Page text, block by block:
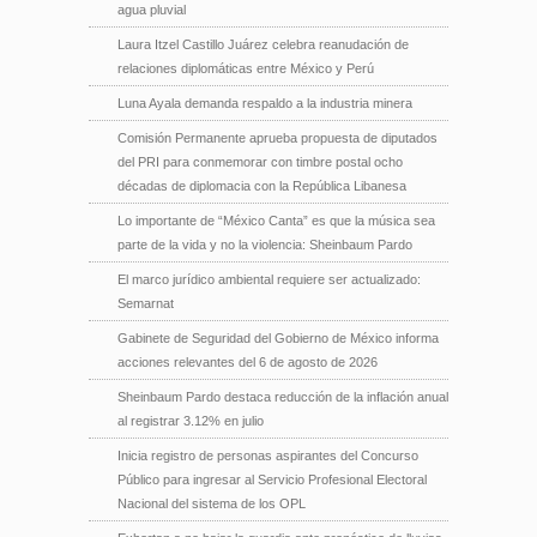
agua pluvial
Laura Itzel Castillo Juárez celebra reanudación de
relaciones diplomáticas entre México y Perú
Luna Ayala demanda respaldo a la industria minera
Comisión Permanente aprueba propuesta de diputados
del PRI para conmemorar con timbre postal ocho
décadas de diplomacia con la República Libanesa
Lo importante de “México Canta” es que la música sea
parte de la vida y no la violencia: Sheinbaum Pardo
El marco jurídico ambiental requiere ser actualizado:
Semarnat
Gabinete de Seguridad del Gobierno de México informa
acciones relevantes del 6 de agosto de 2026
Sheinbaum Pardo destaca reducción de la inflación anual
al registrar 3.12% en julio
Inicia registro de personas aspirantes del Concurso
Público para ingresar al Servicio Profesional Electoral
Nacional del sistema de los OPL